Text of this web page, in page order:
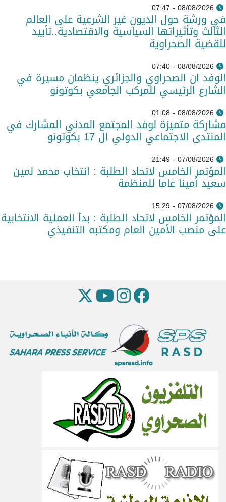
08/08/2026 - 07:47
في ورشة حول الديون غير الشرعية على العالم
الثالث وتأثيراتها السياسية والاقتصادية..تأييد
للقضية الصحراوية
08/08/2026 - 07:40
الوفد ان الصحراوي والجزائري ينظمان مسيرة في
الشارع الرئيسي للمركب الجامعي بكوتونو
08/08/2026 - 01:08
مشاركة متميزة لوفد المجتمع المدني المشارك في
المنتدى الاجتماعي الدولي ال 17 بكوتونو
07/08/2026 - 21:49
المؤتمر الخامس لاتحاد الطلبة : انتخاب محمد لمين
سعيد أمينا عاما للمنظمة
07/08/2026 - 15:29
المؤتمر الخامس لاتحاد الطلبة : بدأ العملية الانتخابية
على منصب الأمين العام ومكتبه التنفيذي